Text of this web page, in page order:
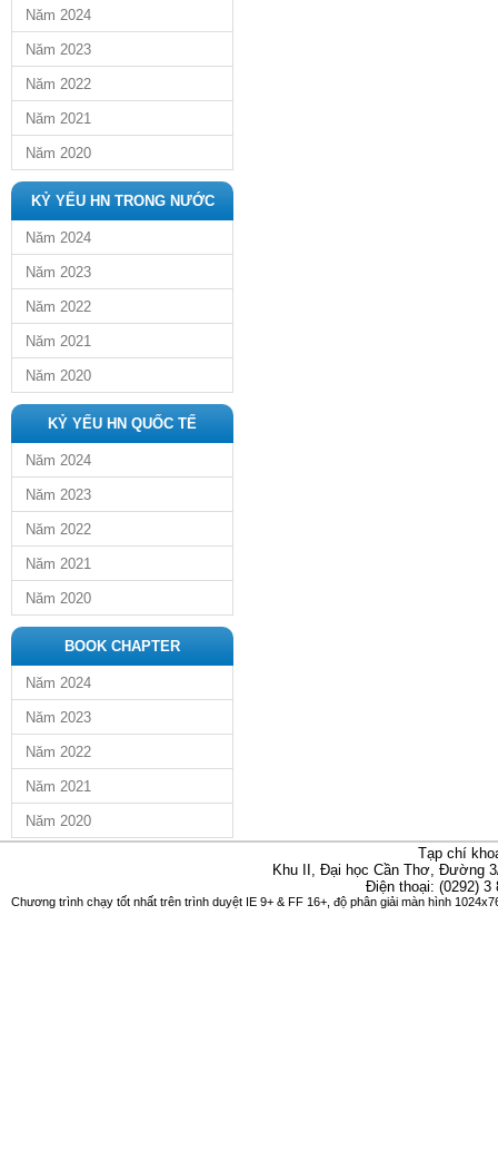
Năm 2024
Năm 2023
Năm 2022
Năm 2021
Năm 2020
KỶ YẾU HN TRONG NƯỚC
Năm 2024
Năm 2023
Năm 2022
Năm 2021
Năm 2020
KỶ YẾU HN QUỐC TẾ
Năm 2024
Năm 2023
Năm 2022
Năm 2021
Năm 2020
BOOK CHAPTER
Năm 2024
Năm 2023
Năm 2022
Năm 2021
Năm 2020
Tạp chí
Khu II, Đại học Cần Thơ, Đường
Điện thoại: (0292)
Chương trình chạy tốt nhất trên trình duyệt IE 9+ & FF 16+, độ phân giải màn hình